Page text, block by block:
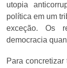
utopia
política em um
exceção. Os
democracia
Para